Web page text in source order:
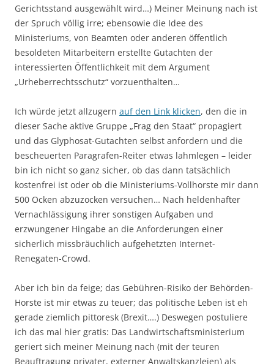
Gerichtsstand ausgewählt wird…) Meiner Meinung nach ist
der Spruch völlig irre; ebensowie die Idee des
Ministeriums, von Beamten oder anderen öffentlich
besoldeten Mitarbeitern erstellte Gutachten der
interessierten Öffentlichkeit mit dem Argument
„Urheberrechtsschutz“ vorzuenthalten…
Ich würde jetzt allzugern auf den Link klicken, den die in
dieser Sache aktive Gruppe „Frag den Staat“ propagiert
und das Glyphosat-Gutachten selbst anfordern und die
bescheuerten Paragrafen-Reiter etwas lahmlegen – leider
bin ich nicht so ganz sicher, ob das dann tatsächlich
kostenfrei ist oder ob die Ministeriums-Vollhorste mir dann
500 Ocken abzuzocken versuchen… Nach heldenhafter
Vernachlässigung ihrer sonstigen Aufgaben und
erzwungener Hingabe an die Anforderungen einer
sicherlich missbräuchlich aufgehetzten Internet-
Renegaten-Crowd.
Aber ich bin da feige; das Gebühren-Risiko der Behörden-
Horste ist mir etwas zu teuer; das politische Leben ist eh
gerade ziemlich pittoresk (Brexit….) Deswegen postuliere
ich das mal hier gratis: Das Landwirtschaftsministerium
geriert sich meiner Meinung nach (mit der teuren
Beauftragung privater, externer Anwaltskanzleien) als